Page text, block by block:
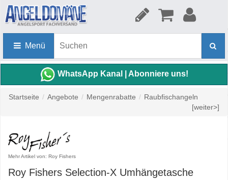
Menü
WhatsApp Kanal | Abonniere uns!
Startseite / Angebote / Mengenrabatte / Raubfischangeln
[weiter>]
Mehr Artikel von: Roy Fishers
Roy Fishers Selection-X Umhängetasche